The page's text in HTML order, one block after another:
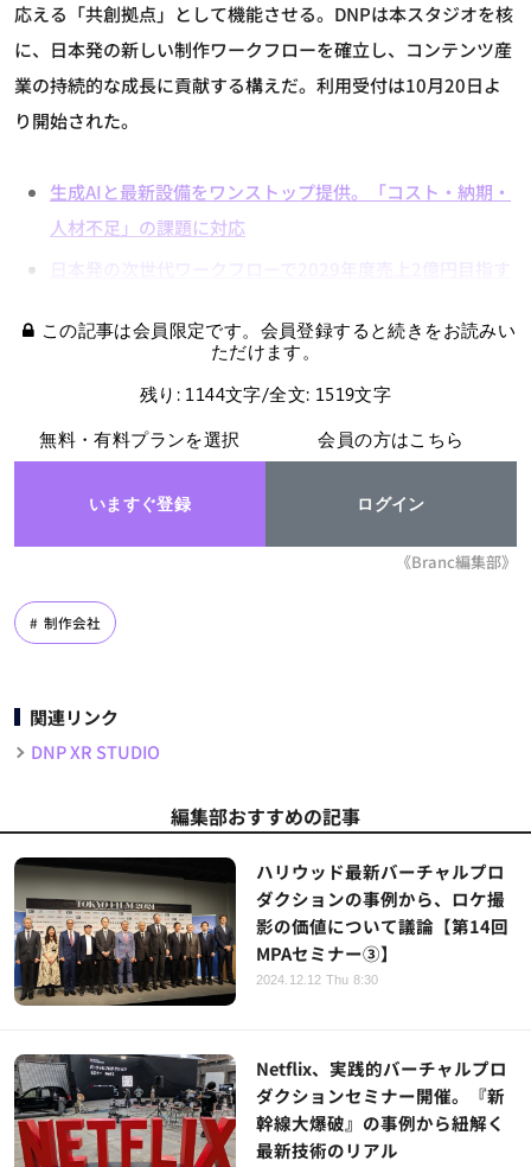
応える「共創拠点」として機能させる。DNPは本スタジオを核
に、日本発の新しい制作ワークフローを確立し、コンテンツ産
業の持続的な成長に貢献する構えだ。利用受付は10月20日よ
り開始された。
生成AIと最新設備をワンストップ提供。「コスト・納期・
人材不足」の課題に対応
日本発の次世代ワークフローで2029年度売上2億円目指す
この記事は会員限定です。会員登録すると続きをお読みい
ただけます。
残り: 1144文字/全文: 1519文字
無料・有料プランを選択
いますぐ登録
会員の方はこちら
ログイン
《Branc編集部》
制作会社
関連リンク
DNP XR STUDIO
編集部おすすめの記事
ハリウッド最新バーチャルプロ
ダクションの事例から、ロケ撮
影の価値について議論【第14回
MPAセミナー③】
2024.12.12 Thu 8:30
Netflix、実践的バーチャルプロ
ダクションセミナー開催。『新
幹線大爆破』の事例から紐解く
最新技術のリアル